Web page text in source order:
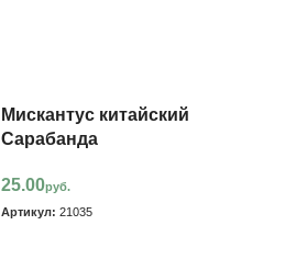
Мискантус китайский
Сарабанда
25.00руб.
Артикул: 21035